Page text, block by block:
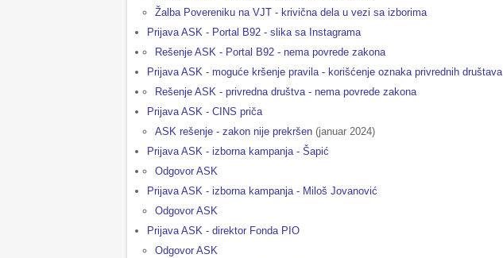
Žalba Povereniku na VJT - krivična dela u vezi sa izborima
Prijava ASK - Portal B92 - slika sa Instagrama
Rešenje ASK - Portal B92 - nema povrede zakona
Prijava ASK - moguće kršenje pravila - korišćenje oznaka privrednih društava
Rešenje ASK - privredna društva - nema povrede zakona
Prijava ASK - CINS priča
ASK rešenje - zakon nije prekršen (januar 2024)
Prijava ASK - izborna kampanja - Šapić
Odgovor ASK
Prijava ASK - izborna kampanja - Miloš Jovanović
Odgovor ASK
Prijava ASK - direktor Fonda PIO
Odgovor ASK